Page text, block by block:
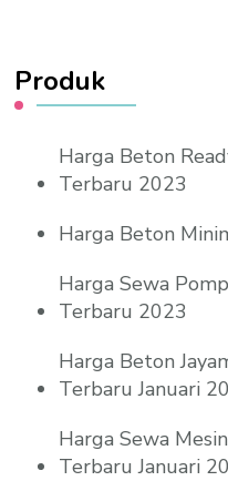
Produk
Harga Beton
Terbaru 2023
Harga Beton
Harga Sewa
Terbaru 2023
Harga Beton
Terbaru Januari
Harga Sewa
Terbaru Januari